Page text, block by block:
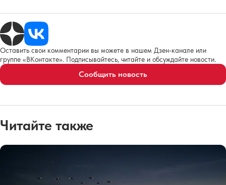
Оставить свои комментарии вы можете в нашем Дзен-канале или
группе «ВКонтакте». Подписывайтесь, читайте и обсуждайте новости.
Сообщить новость
Читайте также